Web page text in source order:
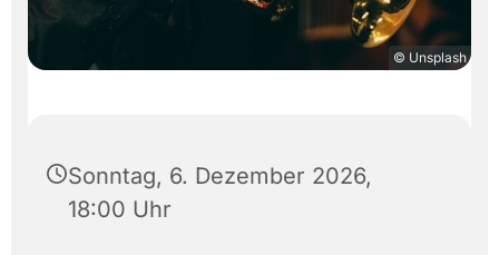
© Unsplash
Sonntag, 6. Dezember 2026,
18:00 Uhr